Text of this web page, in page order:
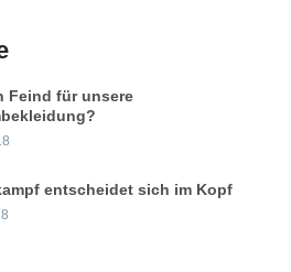
Feind für unsere
entscheidet sich im Kopf